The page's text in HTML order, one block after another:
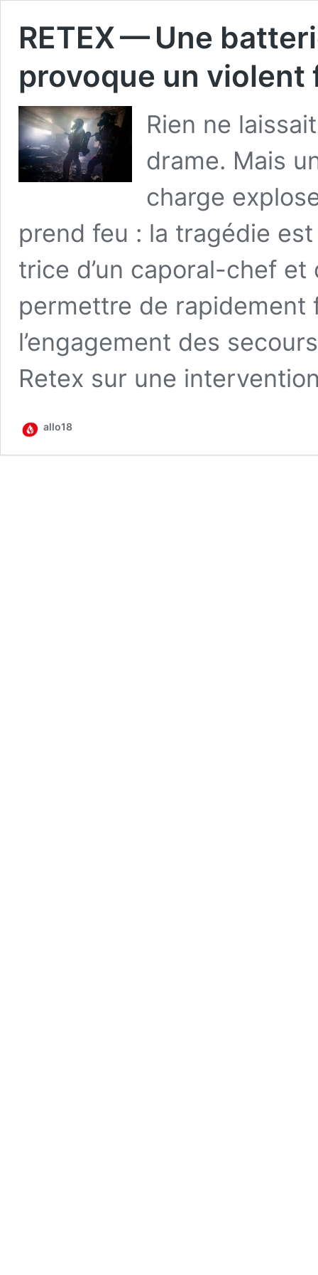
RETEX — Une
provoque un violent
Rien ne
drame. Mais
charge
prend feu : la tra­gé­die
trice d’un capo­ral-chef et
per­mettre de rapi­de­ment
l’engagement des
Retex sur une
allo18